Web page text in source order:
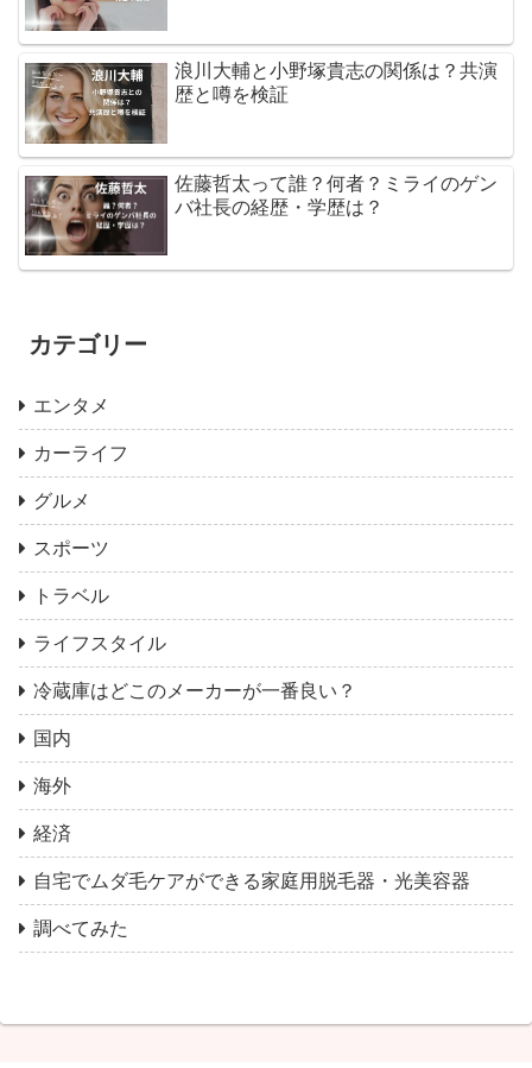
浪川大輔と小野塚貴志の関係は？共演
歴と噂を検証
佐藤哲太って誰？何者？ミライのゲン
バ社長の経歴・学歴は？
カテゴリー
エンタメ
カーライフ
グルメ
スポーツ
トラベル
ライフスタイル
冷蔵庫はどこのメーカーが一番良い？
国内
海外
経済
自宅でムダ毛ケアができる家庭用脱毛器・光美容器
調べてみた